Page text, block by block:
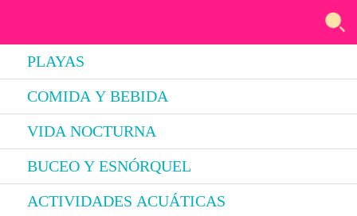
PLAYAS
COMIDA Y BEBIDA
VIDA NOCTURNA
BUCEO Y ESNÓRQUEL
ACTIVIDADES ACUÁTICAS